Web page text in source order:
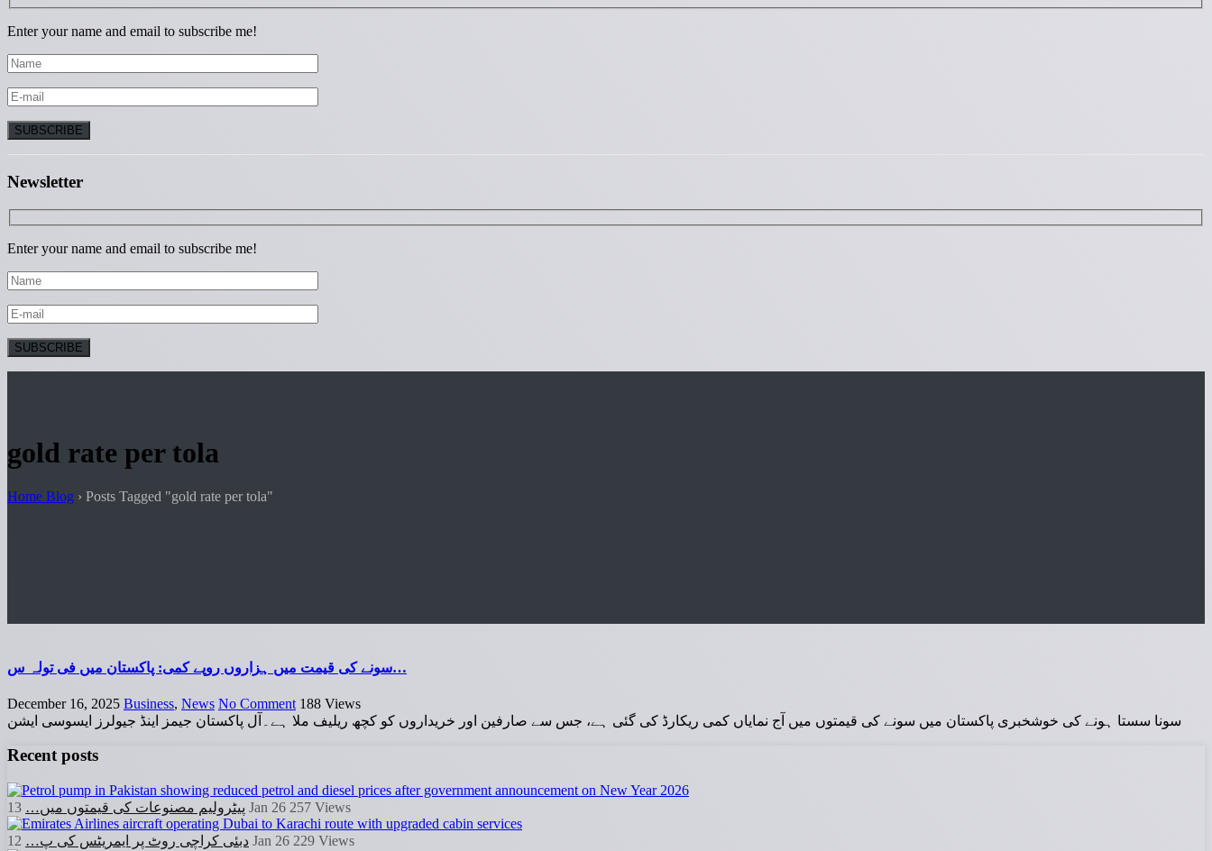
Enter your name and email to subscribe me!
Newsletter
Enter your name and email to subscribe me!
gold rate per tola
Home Blog › Posts Tagged "gold rate per tola"
سونے کی قیمت میں ہزاروں روپے کمی: پاکستان میں فی تولہ س…
December 16, 2025 Business, News No Comment 188 Views
سونا سستا ہونے کی خوشخبری پاکستان میں سونے کی قیمتوں میں آج نمایاں کمی ریکارڈ کی گئی ہے، جس سے صارفین اور خریداروں کو کچھ ریلیف ملا ہے۔آل پاکستان جیمز اینڈ جیولرز ایسوسی ایشن
Recent posts
پیٹرولیم مصنوعات کی قیمتوں میں… 13 Jan 26 257 Views
دبئی کراچی روٹ پر ایمریٹس کی پ… 12 Jan 26 229 Views